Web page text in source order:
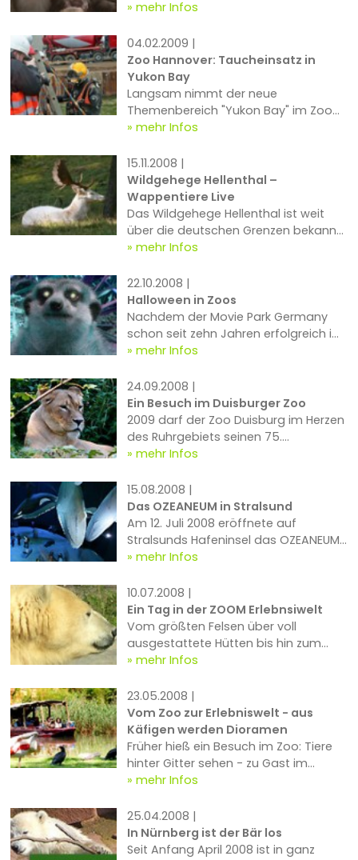
Emmen. Auf 18,5 Hektar erwartet die
mehr Infos
04.02.2009 |
Zoo Hannover: Taucheinsatz in
Yukon Bay
Langsam nimmt der neue
Themenbereich "Yukon Bay" im Zoo
Hannover erkennbare Formen an.
derzeit die Becken für Pinguine & Co
vorbereitet...
mehr Infos
15.11.2008 |
Wildgehege Hellenthal –
Wappentiere Live
Das Wildgehege Hellenthal ist weit
über die deutschen Grenzen bekannt.
Selbst die Parkeigene Webcam für
Kultstatus im Internet erreicht...
mehr Infos
22.10.2008 |
Halloween in Zoos
Nachdem der Movie Park Germany
schon seit zehn Jahren erfolgreich im
Oktober Halloween feiert, haben nun
mehr Infos
24.09.2008 |
Ein Besuch im Duisburger Zoo
2009 darf der Zoo Duisburg im Herzen
des Ruhrgebiets seinen 75.
Geburtstag feiern. Gegründet im Mai
Tierpark kann der Zoo...
mehr Infos
15.08.2008 |
Das OZEANEUM in Stralsund
Am 12. Juli 2008 eröffnete auf
Stralsunds Hafeninsel das OZEANEUM,
ein weiterer Standort des Deutschen
Deutschlands...
mehr Infos
10.07.2008 |
Ein Tag in der ZOOM Erlebnsiwelt
Vom größten Felsen über voll
ausgestattete Hütten bis hin zum
kleinsten Fußabdruck im Boden der
Detail eine Umgebung...
mehr Infos
23.05.2008 |
Vom Zoo zur Erlebniswelt - aus
Käfigen werden Dioramen
Früher hieß ein Besuch im Zoo: Tiere
hinter Gitter sehen - zu Gast im
tierischen Knast. Die Entwicklung geht
Richtung...
mehr Infos
25.04.2008 |
In Nürnberg ist der Bär los
Seit Anfang April 2008 ist in ganz